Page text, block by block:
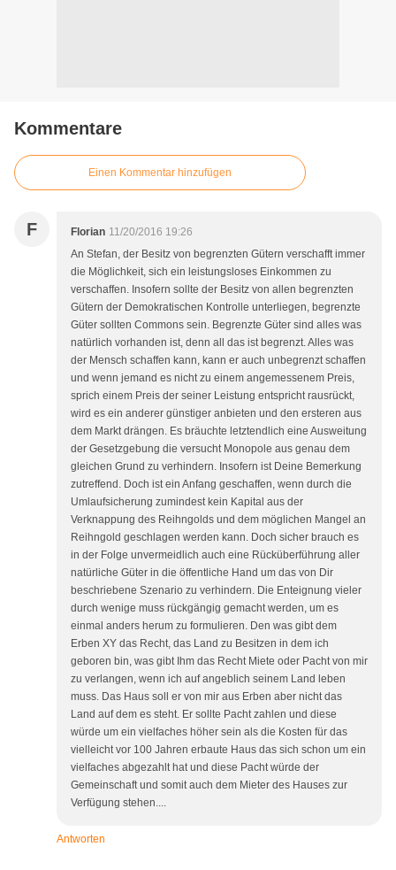
Kommentare
Einen Kommentar hinzufügen
F Florian 11/20/2016 19:26
An Stefan, der Besitz von begrenzten Gütern verschafft immer
die Möglichkeit, sich ein leistungsloses Einkommen zu
verschaffen. Insofern sollte der Besitz von allen begrenzten
Gütern der Demokratischen Kontrolle unterliegen, begrenzte
Güter sollten Commons sein. Begrenzte Güter sind alles was
natürlich vorhanden ist, denn all das ist begrenzt. Alles was
der Mensch schaffen kann, kann er auch unbegrenzt schaffen
und wenn jemand es nicht zu einem angemessenem Preis,
sprich einem Preis der seiner Leistung entspricht rausrückt,
wird es ein anderer günstiger anbieten und den ersteren aus
dem Markt drängen. Es bräuchte letztendlich eine Ausweitung
der Gesetzgebung die versucht Monopole aus genau dem
gleichen Grund zu verhindern. Insofern ist Deine Bemerkung
zutreffend. Doch ist ein Anfang geschaffen, wenn durch die
Umlaufsicherung zumindest kein Kapital aus der
Verknappung des Reihngolds und dem möglichen Mangel an
Reihngold geschlagen werden kann. Doch sicher brauch es
in der Folge unvermeidlich auch eine Rücküberführung aller
natürliche Güter in die öffentliche Hand um das von Dir
beschriebene Szenario zu verhindern. Die Enteignung vieler
durch wenige muss rückgängig gemacht werden, um es
einmal anders herum zu formulieren. Den was gibt dem
Erben XY das Recht, das Land zu Besitzen in dem ich
geboren bin, was gibt Ihm das Recht Miete oder Pacht von mir
zu verlangen, wenn ich auf angeblich seinem Land leben
muss. Das Haus soll er von mir aus Erben aber nicht das
Land auf dem es steht. Er sollte Pacht zahlen und diese
würde um ein vielfaches höher sein als die Kosten für das
vielleicht vor 100 Jahren erbaute Haus das sich schon um ein
vielfaches abgezahlt hat und diese Pacht würde der
Gemeinschaft und somit auch dem Mieter des Hauses zur
Verfügung stehen....
Antworten